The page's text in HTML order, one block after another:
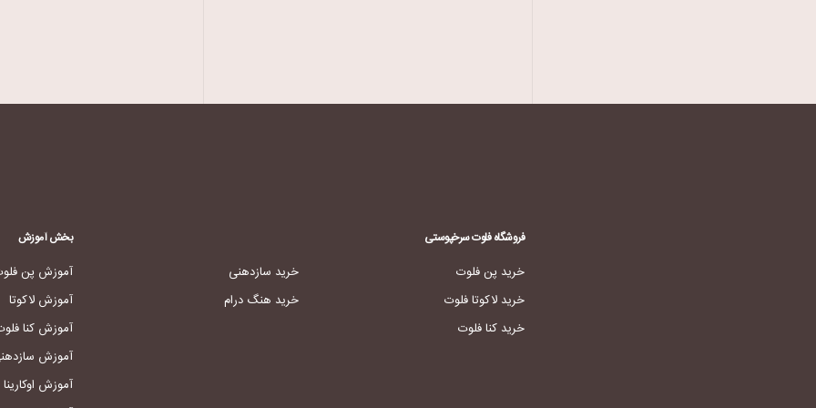
فروشگاه فلوت سرخپوستی
خرید پن فلوت
خرید لاکوتا فلوت
خرید کنا فلوت
خرید سازدهنی
خرید هنگ درام
بخش آموزش
آموزش پن
آموزش لاکوتا
آموزش کنا
آموزش
آموزش اوکارینا